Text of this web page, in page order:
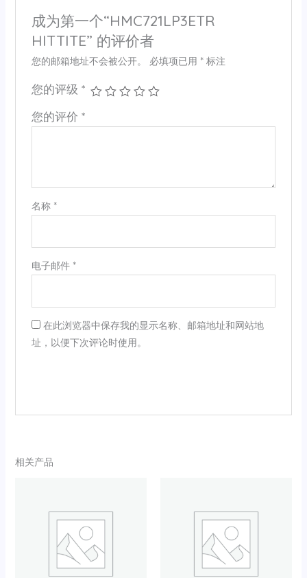
成为第一个“HMC721LP3ETR
HITTITE” 的评价者
您的邮箱地址不会被公开。 必填项已用 *标注
您的评级 *
您的评价 *
名称 *
电子邮件 *
在此浏览器中保存我的显示名称、邮箱地址和网站地
址，以便下次评论时使用。
相关产品